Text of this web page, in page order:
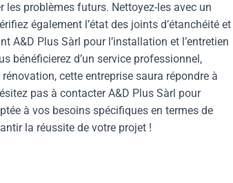
les problèmes futurs. Nettoyez-les avec un
également l’état des joints d’étanchéité et
A&D Plus Sàrl pour l’installation et l’entretien
bénéficierez d’un service professionnel,
cette entreprise saura répondre à
pas à contacter A&D Plus Sàrl pour
à vos besoins spécifiques en termes de
la réussite de votre projet !